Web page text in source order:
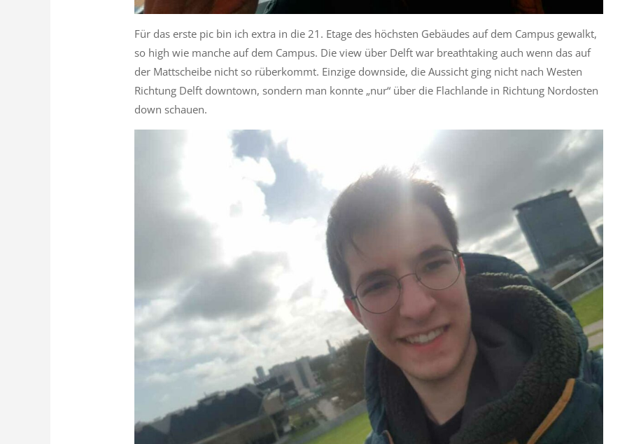
Für das erste pic bin ich extra in die 21. Etage des höchsten Gebäudes auf dem Campus gewalkt,
so high wie manche auf dem Campus. Die view über Delft war breathtaking auch wenn das auf
der Mattscheibe nicht so rüberkommt. Einzige downside, die Aussicht ging nicht nach Westen
Richtung Delft downtown, sondern man konnte „nur“ über die Flachlande in Richtung Nordosten
down schauen.